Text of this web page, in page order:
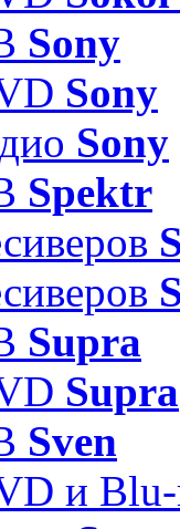
Sony
Sony
Sony
Spektr
Supra
Supra
Sven
и